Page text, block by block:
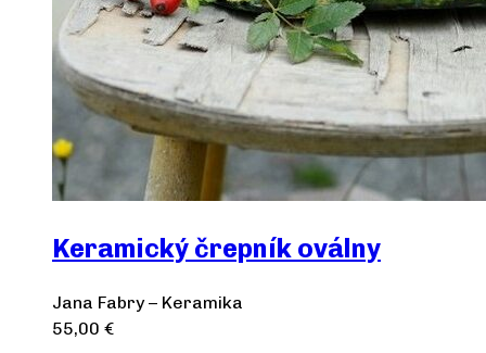
Keramický črepník oválny
Jana Fabry – Keramika
55,00 €